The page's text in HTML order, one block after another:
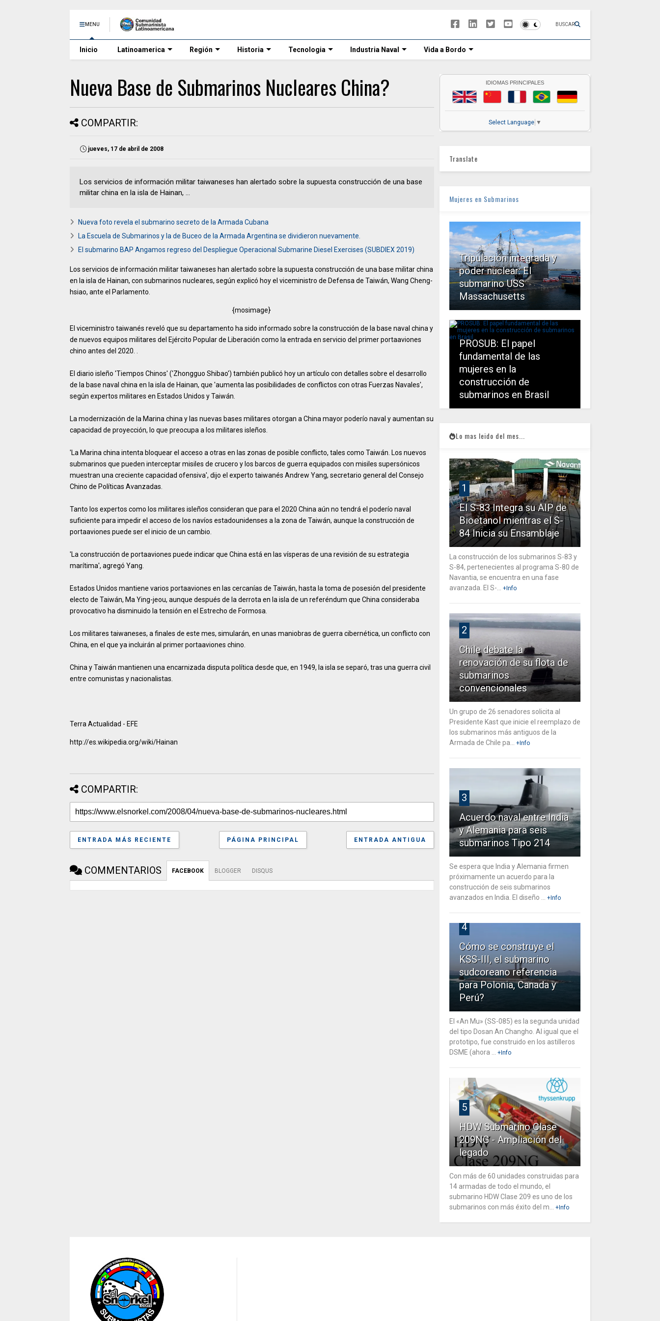
MENU BUSCAR
Inicio Latinoamerica Región Historia Tecnologia Industria Naval Vida a Bordo
Nueva Base de Submarinos Nucleares China?
COMPARTIR:
jueves, 17 de abril de 2008
Los servicios de información militar taiwaneses han alertado sobre la supuesta construcción de una base
militar china en la isla de Hainan, ...
Nueva foto revela el submarino secreto de la Armada Cubana
La Escuela de Submarinos y la de Buceo de la Armada Argentina se dividieron nuevamente.
El submarino BAP Angamos regreso del Despliegue Operacional Submarine Diesel Exercises (SUBDIEX 2019)
Los servicios de información militar taiwaneses han alertado sobre la supuesta construcción de una base militar china
en la isla de Hainan, con submarinos nucleares, según explicó hoy el viceministro de Defensa de Taiwán, Wang Cheng-
hsiao, ante el Parlamento.
{mosimage}
El viceministro taiwanés reveló que su departamento ha sido informado sobre la construcción de la base naval china y
de nuevos equipos militares del Ejército Popular de Liberación como la entrada en servicio del primer portaaviones
chino antes del 2020. .
El diario isleño 'Tiempos Chinos' ('Zhongguo Shibao') también publicó hoy un artículo con detalles sobre el desarrollo
de la base naval china en la isla de Hainan, que 'aumenta las posibilidades de conflictos con otras Fuerzas Navales',
según expertos militares en Estados Unidos y Taiwán.
La modernización de la Marina china y las nuevas bases militares otorgan a China mayor poderío naval y aumentan su
capacidad de proyección, lo que preocupa a los militares isleños.
'La Marina china intenta bloquear el acceso a otras en las zonas de posible conflicto, tales como Taiwán. Los nuevos
submarinos que pueden interceptar misiles de crucero y los barcos de guerra equipados con misiles supersónicos
muestran una creciente capacidad ofensiva', dijo el experto taiwanés Andrew Yang, secretario general del Consejo
Chino de Políticas Avanzadas.
Tanto los expertos como los militares isleños consideran que para el 2020 China aún no tendrá el poderío naval
suficiente para impedir el acceso de los navíos estadounidenses a la zona de Taiwán, aunque la construcción de
portaaviones puede ser el inicio de un cambio.
'La construcción de portaaviones puede indicar que China está en las vísperas de una revisión de su estrategia
marítima', agregó Yang.
Estados Unidos mantiene varios portaaviones en las cercanías de Taiwán, hasta la toma de posesión del presidente
electo de Taiwán, Ma Ying-jeou, aunque después de la derrota en la isla de un referéndum que China consideraba
provocativo ha disminuido la tensión en el Estrecho de Formosa.
Los militares taiwaneses, a finales de este mes, simularán, en unas maniobras de guerra cibernética, un conflicto con
China, en el que ya incluirán al primer portaaviones chino.
China y Taiwán mantienen una encarnizada disputa política desde que, en 1949, la isla se separó, tras una guerra civil
entre comunistas y nacionalistas.
Terra Actualidad - EFE
http://es.wikipedia.org/wiki/Hainan
COMPARTIR:
ENTRADA MÁS RECIENTE ENTRADA ANTIGUA
PÁGINA PRINCIPAL
COMMENTARIOS FACEBOOK BLOGGER DISQUS
IDIOMAS PRINCIPALES
Select Language ▼
Translate
Mujeres en Submarinos
Tripulación integrada y
poder nuclear: El
submarino USS
Massachusetts
PROSUB: El papel
fundamental de las
mujeres en la
construcción de
submarinos en Brasil
Lo mas leido del mes...
1
El S-83 Integra su AIP de
Bioetanol mientras el S-
84 Inicia su Ensamblaje
La construcción de los submarinos S-83 y
S-84, pertenecientes al programa S-80 de
Navantia, se encuentra en una fase
avanzada. El S-...
+Info
2
Chile debate la
renovación de su flota de
submarinos
convencionales
Un grupo de 26 senadores solicita al
Presidente Kast que inicie el reemplazo de
los submarinos más antiguos de la
Armada de Chile pa...
+Info
3
Acuerdo naval entre India
y Alemania para seis
submarinos Tipo 214
Se espera que India y Alemania firmen
próximamente un acuerdo para la
construcción de seis submarinos
avanzados en India. El diseño ...
+Info
4
Cómo se construye el
KSS-III, el submarino
sudcoreano referencia
para Polonia, Canada y
Perú?
El «An Mu» (SS-085) es la segunda unidad
del tipo Dosan An Changho. Al igual que el
prototipo, fue construido en los astilleros
DSME (ahora ...
+Info
5
HDW Submarino Clase
209NG - Ampliación del
legado
Con más de 60 unidades construidas para
14 armadas de todo el mundo, el
submarino HDW Clase 209 es uno de los
submarinos con más éxito del m...
+Info